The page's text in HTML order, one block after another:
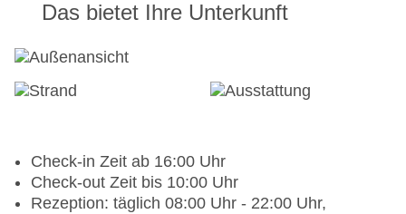
Das bietet Ihre Unterkunft
Check-in Zeit ab 16:00 Uhr
Check-out Zeit bis 10:00 Uhr
Rezeption: täglich 08:00 Uhr - 22:00 Uhr,